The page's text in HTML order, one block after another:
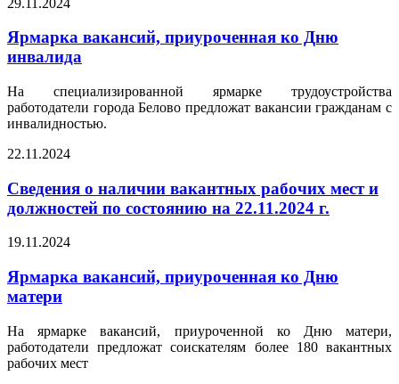
Ярмарка вакансий, приуроченная ко Дню
инвалида
На специализированной ярмарке трудоустройства
работодатели города Белово предложат вакансии гражданам с
инвалидностью.
22.11.2024
Сведения о наличии вакантных рабочих мест и
должностей по состоянию на 22.11.2024 г.
19.11.2024
Ярмарка вакансий, приуроченная ко Дню
матери
На ярмарке вакансий, приуроченной ко Дню матери,
работодатели предложат соискателям более 180 вакантных
рабочих мест